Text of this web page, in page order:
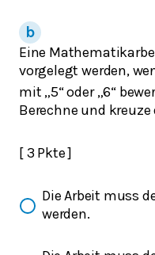
Eine
vorgelegt werden,
mit „5“ oder „6“
Berechne und
[ 3 Pkte ]
Die Arbeit muss
werden.